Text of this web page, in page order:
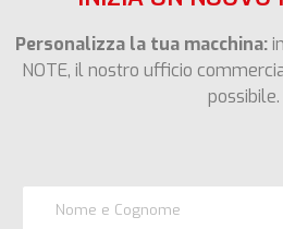
Personalizza la tua macchina:
NOTE, il nostro ufficio
possibile.